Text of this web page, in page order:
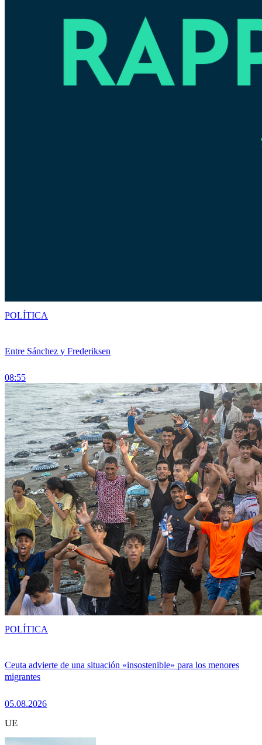
Entre Sánchez y Frederiksen
08:55
POLÍTICA
Ceuta advierte de una situación «insostenible» para los menores
migrantes
05.08.2026
POLÍTICA
UE